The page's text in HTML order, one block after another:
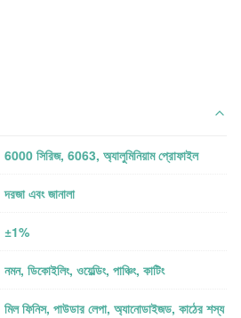
6000 সিরিজ, 6063, অ্যালুমিনিয়াম প্রোফাইল
দরজা এবং জানালা
±1%
নমন, ডিকোইলিং, ওয়েল্ডিং, পাঞ্চিং, কাটিং
মিল ফিনিস, পাউডার লেপা, অ্যানোডাইজড, কাঠের শস্য